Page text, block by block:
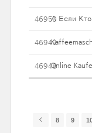
46950А Если
46949
46948Online
8 9